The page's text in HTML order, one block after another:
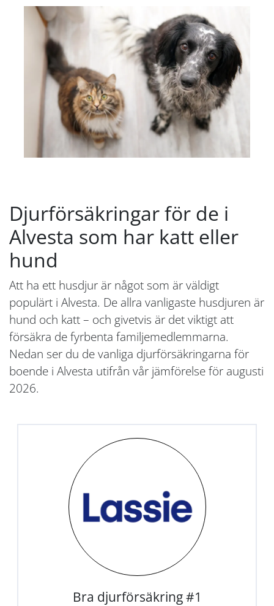
Djurförsäkringar för de i
Alvesta som har katt eller
hund
Att ha ett husdjur är något som är väldigt
populärt i Alvesta. De allra vanligaste husdjuren är
hund och katt – och givetvis är det viktigt att
försäkra de fyrbenta familjemedlemmarna.
Nedan ser du de vanliga djurförsäkringarna för
boende i Alvesta utifrån vår jämförelse för augusti
2026.
Bra djurförsäkring #1